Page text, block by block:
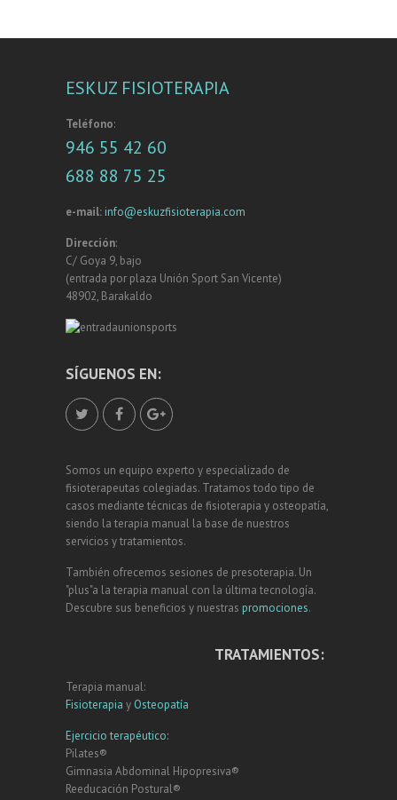
ESKUZ FISIOTERAPIA
Teléfono:
946 55 42 60
688 88 75 25
e-mail: info@eskuzfisioterapia.com
Dirección:
C/ Goya 9, bajo
(entrada por plaza Unión Sport San Vicente)
48902, Barakaldo
SÍGUENOS EN:
Somos un equipo experto y especializado de
fisioterapeutas colegiadas. Tratamos todo tipo de
casos mediante técnicas de fisioterapia y osteopatía,
siendo la terapia manual la base de nuestros
servicios y tratamientos.
También ofrecemos sesiones de presoterapia. Un
"plus"a la terapia manual con la última tecnología.
Descubre sus beneficios y nuestras promociones.
TRATAMIENTOS:
Terapia manual:
Fisioterapia y Osteopatía
Ejercicio terapéutico:
Pilates®
Gimnasia Abdominal Hipopresiva®
Reeducación Postural®